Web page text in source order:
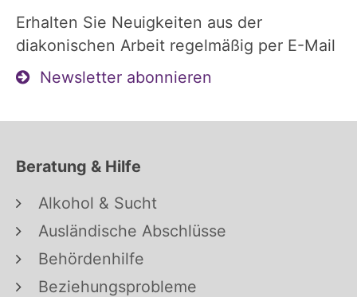
Erhalten Sie Neuigkeiten aus der
diakonischen Arbeit regelmäßig per E-Mail
Newsletter abonnieren
Beratung & Hilfe
Alkohol & Sucht
Ausländische Abschlüsse
Behördenhilfe
Beziehungsprobleme